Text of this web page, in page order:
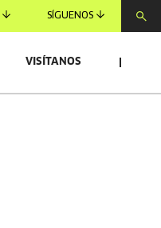
SÍGUENOS
VISÍTANOS